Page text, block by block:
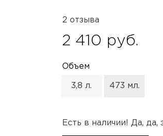
2 отзыва
2 410 руб.
Объем
3,8 л. 473 мл.
Есть в наличии! Да, да,